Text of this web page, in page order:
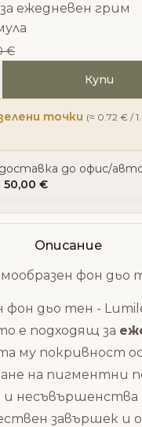
ежедневен грим
€
Купи
точки (≈ 0.72 € /
до офис/
50,00 €
Описание
фон дьо
фон дьо тен -
е подходящ за
му покривност
на пигментни
и несъвършенства
завършек и